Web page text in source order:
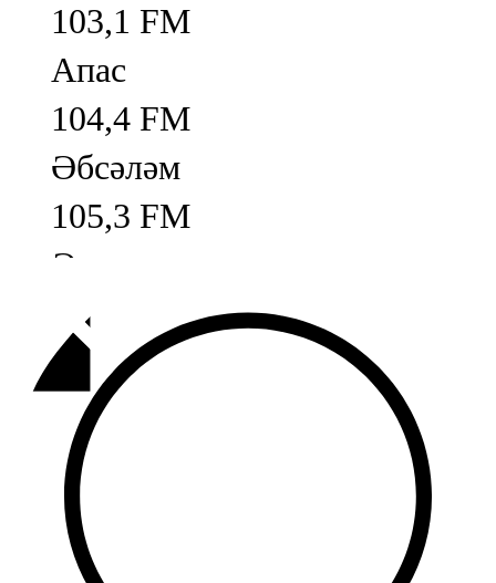
103,1 FM
Апас
104,4 FM
Әбсәләм
105,3 FM
Әлмәт
92,9 FM
Базарлы матак
107,1 FM
Балык бистәсе
104,9 FM
Баулы